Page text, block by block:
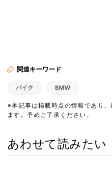
関連キーワード
バイク BMW
※本記事は掲載時点の情報であり
ます。予めご了承ください。
あわせて読みたい